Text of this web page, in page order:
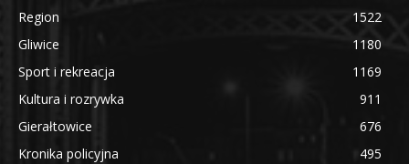
Region
1522
Gliwice
1180
Sport i rekreacja
1169
Kultura i rozrywka
911
Gierałtowice
676
Kronika policyjna
495